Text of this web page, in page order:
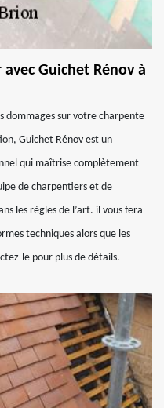
Guichet Rénov à
dommages sur votre charpente
Guichet Rénov est un
qui maîtrise complètement
de charpentiers et de
les règles de l’art. il vous fera
techniques alors que les
le pour plus de détails.